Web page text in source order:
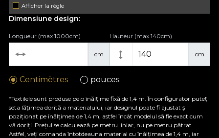
Afficher la règle
Dimensiune design:
cm
Longueur (max 1000cm)
cm
Hauteur (max 140cm)
Centimètres pouces
*Textilele sunt produse pe o înălțime fixă de 1,4 m. În configurator puteți
seta lățimea dorită a materialului, iar designul poate fi ajustat și
poziționat pe înălțimea de 1,4 m, astfel încât modelul să fie exact cum
vă doriți. Prețul se calculează pe metru liniar, nu pe metru pătrat.
Astfel, veți comanda întotdeauna material cu înălțimea de 1,4 m, iar